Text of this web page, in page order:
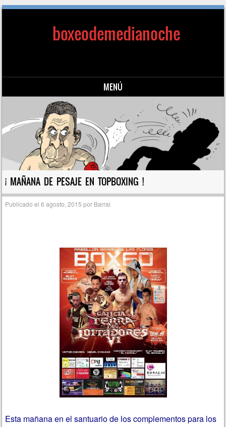
boxeodemedianoche
MENÚ
Saltar al contenido
¡ MAÑANA DE PESAJE EN TOPBOXING !
Publicado el6 agosto, 2015 por Barral
Esta mañana en el santuario de los complementos para los